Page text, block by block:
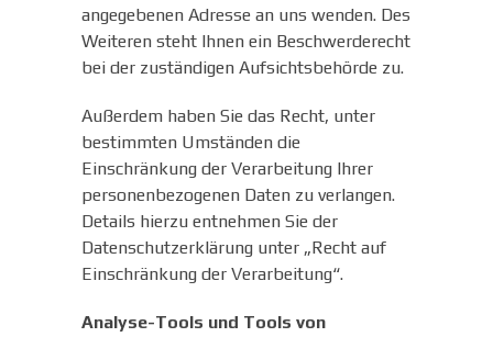
angegebenen Adresse an uns wenden. Des
Weiteren steht Ihnen ein Beschwerderecht
bei der zuständigen Aufsichtsbehörde zu.
Außerdem haben Sie das Recht, unter
bestimmten Umständen die
Einschränkung der Verarbeitung Ihrer
personenbezogenen Daten zu verlangen.
Details hierzu entnehmen Sie der
Datenschutzerklärung unter „Recht auf
Einschränkung der Verarbeitung“.
Analyse-Tools und Tools von